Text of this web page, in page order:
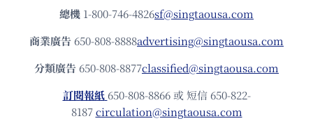
總機 1-800-746-4826sf@singtaousa.com
商業廣告 650-808-8888advertising@singtaousa.com
分類廣告 650-808-8877classified@singtaousa.com
訂閱報紙 650-808-8866 或 短信 650-822-
8187circulation@singtaousa.com